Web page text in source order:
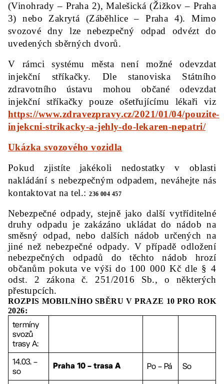
(Vinohrady – Praha 2), Malešická (Žižkov – Praha
3) nebo Zakrytá (Záběhlice – Praha 4). Mimo
svozové dny lze nebezpečný odpad odvézt do
uvedených sběrných dvorů.
V rámci systému městanení možné odevzdat
injekční stříkačky. Dle stanoviska Státního
zdravotního ústavu mohou občané odevzdat
injekční stříkačky pouze ošetřujícímu lékaři viz
https://www.zdravezpravy.cz/2021/01/04/pouzite-
injekcni-strikacky-a-jehly-do-lekaren-nepatri/
Ukázka svozového vozidla
Pokud zjistíte jakékoli nedostatky v oblasti
nakládání s nebezpečným odpadem, neváhejte nás
kontaktovat na tel.:236 004 457
Nebezpečné odpady, stejně jako další vytříditelné
druhy odpadu je zakázáno ukládat do nádob na
směsný odpad, nebo dalších nádob určených na
jiné než nebezpečné odpady. V případě odložení
nebezpečných odpadů do těchto nádob hrozí
občanům pokuta ve výši do 100 000 Kč dle § 4
odst. 2 zákona č. 251/2016 Sb., o některých
přestupcích.
ROZPIS MOBILNÍHO SBĚRU V PRAZE 10 PRO ROK
2026:
termíny
svozů
trasy A:
14.03. –
so
Praha 10 – trasa A Po – Pá So